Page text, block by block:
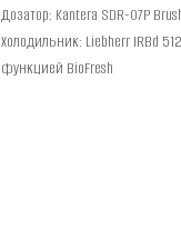
Дозатор: Kantera SDR-07P
Холодильник: Liebherr IRBd
функцией BioFresh